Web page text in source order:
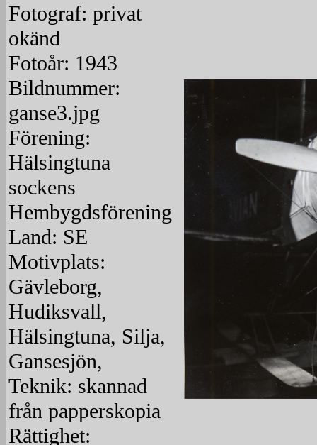
Fotograf: privat
okänd
Fotoår: 1943
Bildnummer:
ganse3.jpg
Förening:
Hälsingtuna
sockens
Hembygdsförening
Land: SE
Motivplats:
Gävleborg,
Hudiksvall,
Hälsingtuna, Silja,
Gansesjön,
Teknik: skannad
från papperskopia
Rättighet: